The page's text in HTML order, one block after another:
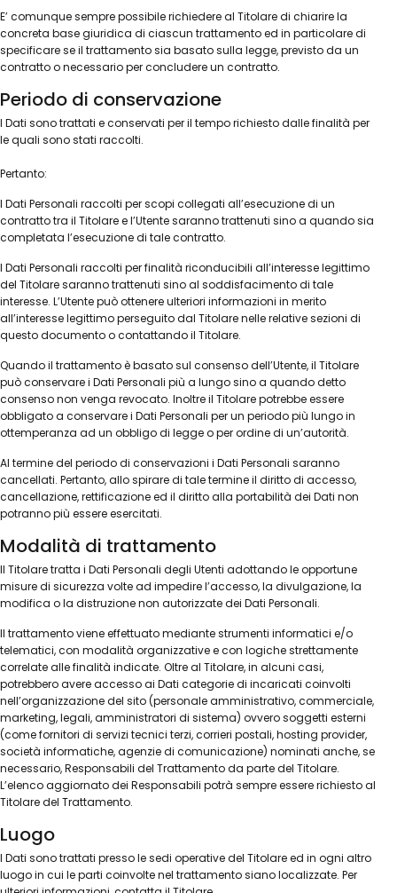
E’ comunque sempre possibile richiedere al Titolare di chiarire la
concreta base giuridica di ciascun trattamento ed in particolare di
specificare se il trattamento sia basato sulla legge, previsto da un
contratto o necessario per concludere un contratto.
Periodo di conservazione
I Dati sono trattati e conservati per il tempo richiesto dalle finalità per
le quali sono stati raccolti.
Pertanto:
I Dati Personali raccolti per scopi collegati all’esecuzione di un
contratto tra il Titolare e l’Utente saranno trattenuti sino a quando sia
completata l’esecuzione di tale contratto.
I Dati Personali raccolti per finalità riconducibili all’interesse legittimo
del Titolare saranno trattenuti sino al soddisfacimento di tale
interesse. L’Utente può ottenere ulteriori informazioni in merito
all’interesse legittimo perseguito dal Titolare nelle relative sezioni di
questo documento o contattando il Titolare.
Quando il trattamento è basato sul consenso dell’Utente, il Titolare
può conservare i Dati Personali più a lungo sino a quando detto
consenso non venga revocato. Inoltre il Titolare potrebbe essere
obbligato a conservare i Dati Personali per un periodo più lungo in
ottemperanza ad un obbligo di legge o per ordine di un’autorità.
Al termine del periodo di conservazioni i Dati Personali saranno
cancellati. Pertanto, allo spirare di tale termine il diritto di accesso,
cancellazione, rettificazione ed il diritto alla portabilità dei Dati non
potranno più essere esercitati.
Modalità di trattamento
Il Titolare tratta i Dati Personali degli Utenti adottando le opportune
misure di sicurezza volte ad impedire l’accesso, la divulgazione, la
modifica o la distruzione non autorizzate dei Dati Personali.
Il trattamento viene effettuato mediante strumenti informatici e/o
telematici, con modalità organizzative e con logiche strettamente
correlate alle finalità indicate. Oltre al Titolare, in alcuni casi,
potrebbero avere accesso ai Dati categorie di incaricati coinvolti
nell’organizzazione del sito (personale amministrativo, commerciale,
marketing, legali, amministratori di sistema) ovvero soggetti esterni
(come fornitori di servizi tecnici terzi, corrieri postali, hosting provider,
società informatiche, agenzie di comunicazione) nominati anche, se
necessario, Responsabili del Trattamento da parte del Titolare.
L’elenco aggiornato dei Responsabili potrà sempre essere richiesto al
Titolare del Trattamento.
Luogo
I Dati sono trattati presso le sedi operative del Titolare ed in ogni altro
luogo in cui le parti coinvolte nel trattamento siano localizzate. Per